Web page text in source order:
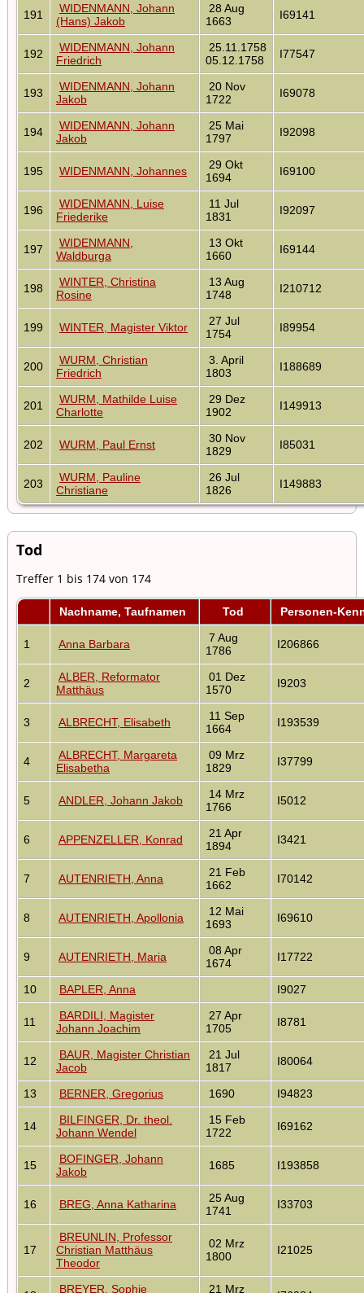
191
WIDENMANN, Johann
(Hans) Jakob
28 Aug
1663
I69141
192
WIDENMANN, Johann
Friedrich
25.11.1758
05.12.1758
I77547
193
WIDENMANN, Johann
Jakob
20 Nov
1722
I69078
194
WIDENMANN, Johann
Jakob
25 Mai
1797
I92098
195 WIDENMANN, Johannes
29 Okt
1694
I69100
196
WIDENMANN, Luise
Friederike
11 Jul
1831
I92097
197
WIDENMANN,
Waldburga
13 Okt
1660
I69144
198
WINTER, Christina
Rosine
13 Aug
1748
I210712
199 WINTER, Magister Viktor
27 Jul
1754
I89954
200
WURM, Christian
Friedrich
3. April
1803
I188689
201
WURM, Mathilde Luise
Charlotte
29 Dez
1902
I149913
202 WURM, Paul Ernst
30 Nov
1829
I85031
203
WURM, Pauline
Christiane
26 Jul
1826
I149883
Tod
Treffer 1 bis 174 von 174
Nachname, Taufnamen Tod Personen-
1 Anna Barbara
7 Aug
1786
I206866
2
ALBER, Reformator
Matthäus
01 Dez
1570
I9203
3 ALBRECHT, Elisabeth
11 Sep
1664
I193539
4
ALBRECHT, Margareta
Elisabetha
09 Mrz
1829
I37799
5 ANDLER, Johann Jakob
14 Mrz
1766
I5012
6 APPENZELLER, Konrad
21 Apr
1894
I3421
7 AUTENRIETH, Anna
21 Feb
1662
I70142
8 AUTENRIETH, Apollonia
12 Mai
1693
I69610
9 AUTENRIETH, Maria
08 Apr
1674
I17722
10 BAPLER, Anna I9027
11
BARDILI, Magister
Johann Joachim
27 Apr
1705
I8781
12
BAUR, Magister Christian
Jacob
21 Jul
1817
I80064
13 BERNER, Gregorius 1690 I94823
14
BILFINGER, Dr. theol.
Johann Wendel
15 Feb
1722
I69162
15
BOFINGER, Johann
Jakob
1685 I193858
16 BREG, Anna Katharina
25 Aug
1741
I33703
17
BREUNLIN, Professor
Christian Matthäus
Theodor
02 Mrz
1800
I21025
BREYER, Sophie 21 Mrz